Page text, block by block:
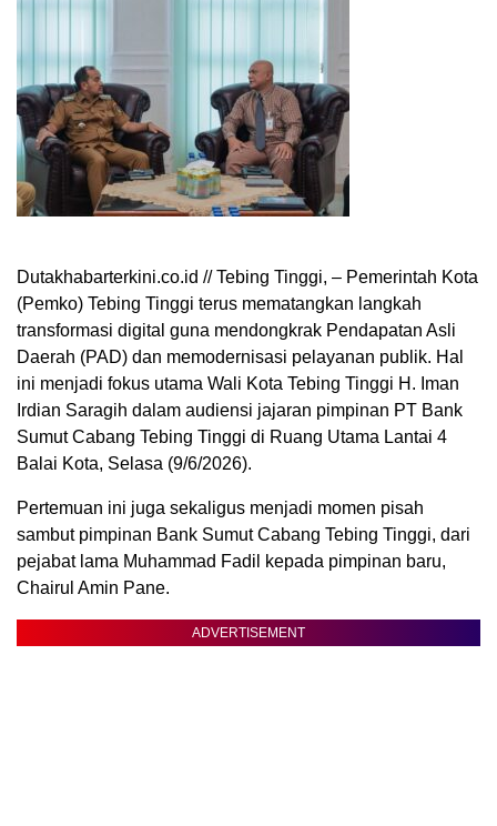
Dutakhabarterkini.co.id // Tebing Tinggi, – Pemerintah Kota
(Pemko) Tebing Tinggi terus mematangkan langkah
transformasi digital guna mendongkrak Pendapatan Asli
Daerah (PAD) dan memodernisasi pelayanan publik. Hal
ini menjadi fokus utama Wali Kota Tebing Tinggi H. Iman
Irdian Saragih dalam audiensi jajaran pimpinan PT Bank
Sumut Cabang Tebing Tinggi di Ruang Utama Lantai 4
Balai Kota, Selasa (9/6/2026).
Pertemuan ini juga sekaligus menjadi momen pisah
sambut pimpinan Bank Sumut Cabang Tebing Tinggi, dari
pejabat lama Muhammad Fadil kepada pimpinan baru,
Chairul Amin Pane.
ADVERTISEMENT